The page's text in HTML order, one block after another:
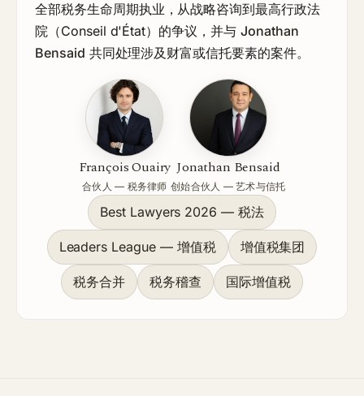
全部税务生命周期执业，从战略咨询到最高行政法
院（Conseil d'État）的争议，并与 Jonathan
Bensaid 共同处理涉及财富或信托要素的案件。
François Ouairy
合伙人 — 税务律师
Jonathan Bensaid
创始合伙人 — 艺术与信托
Best Lawyers 2026 — 税法
Leaders League — 增值税 增值税集团
税务合并 税务稽查 国际增值税